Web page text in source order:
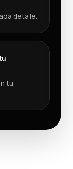
detalle.
tu